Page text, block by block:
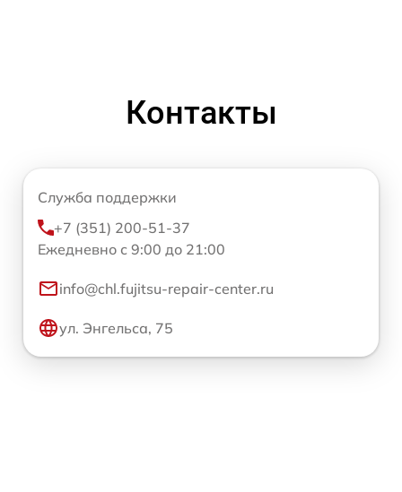
Контакты
Служба поддержки
+7 (351) 200-51-37
Ежедневно с 9:00 до 21:00
info@chl.fujitsu-repair-center.ru
ул. Энгельса, 75